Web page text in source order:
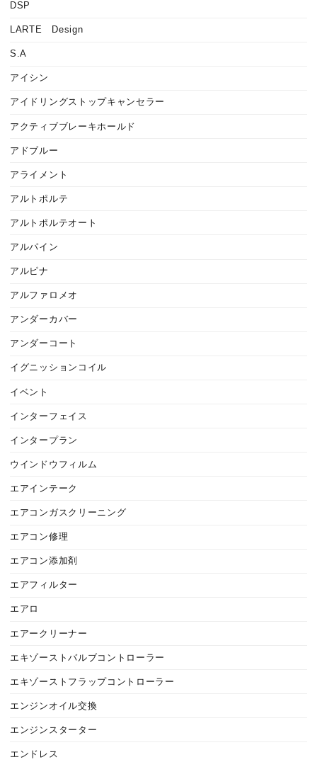
DSP
LARTE Design
S.A
アイシン
アイドリングストップキャンセラー
アクティブブレーキホールド
アドブルー
アライメント
アルトポルテ
アルトポルテオート
アルパイン
アルピナ
アルファロメオ
アンダーカバー
アンダーコート
イグニッションコイル
イベント
インターフェイス
インタープラン
ウインドウフィルム
エアインテーク
エアコンガスクリーニング
エアコン修理
エアコン添加剤
エアフィルター
エアロ
エアークリーナー
エキゾーストバルブコントローラー
エキゾーストフラップコントローラー
エンジンオイル交換
エンジンスターター
エンドレス